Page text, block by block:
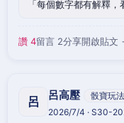
每個數字都有解釋，
讚 4留言 2分享開啟貼文
呂 呂高壓
骰寶玩
2026/7/4 · S30-